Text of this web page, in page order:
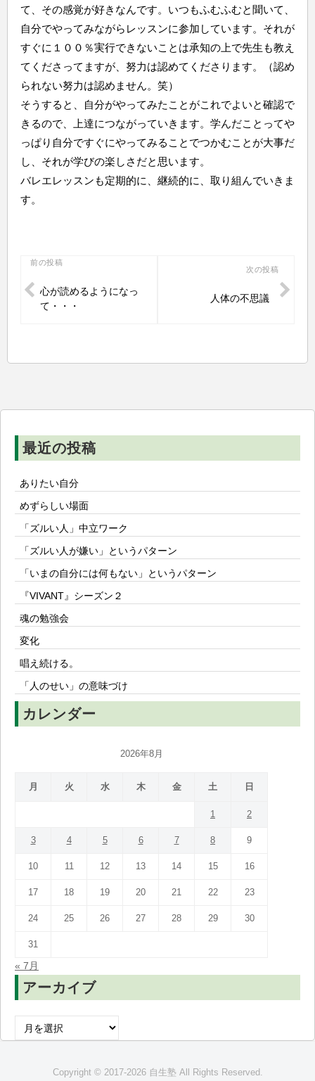
て、その感覚が好きなんです。いつもふむふむと聞いて、
自分でやってみながらレッスンに参加しています。それが
すぐに１００％実行できないことは承知の上で先生も教え
てくださってますが、努力は認めてくださります。（認め
られない努力は認めません。笑）
そうすると、自分がやってみたことがこれでよいと確認で
きるので、上達につながっていきます。学んだことってや
っぱり自分ですぐにやってみることでつかむことが大事だ
し、それが学びの楽しさだと思います。
バレエレッスンも定期的に、継続的に、取り組んでいきま
す。
投
稿
ー
前の投稿
心が読めるようになっ
て・・・
次の投稿
人体の不思議
最近の投稿
ありたい自分
めずらしい場面
「ズルい人」中立ワーク
「ズルい人が嫌い」というパターン
「いまの自分には何もない」というパターン
『VIVANT』シーズン２
魂の勉強会
変化
唱え続ける。
「人のせい」の意味づけ
カレンダー
2026年8月
月 火 水 木 金 土 日
1 2
3 4 5 6 7 8 9
10 11 12 13 14 15 16
17 18 19 20 21 22 23
24 25 26 27 28 29 30
31
« 7月
アーカイブ
ー
Copyright © 2017-2026 自生塾 All Rights Reserved.